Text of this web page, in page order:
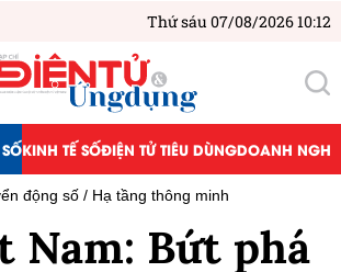
Thứ sáu 07/08/2026 10:12
KINH TẾ SỐĐIỆN TỬ TIÊU DÙNGDOANH
động số Hạ tầng thông minh
Nam: Bứt phá